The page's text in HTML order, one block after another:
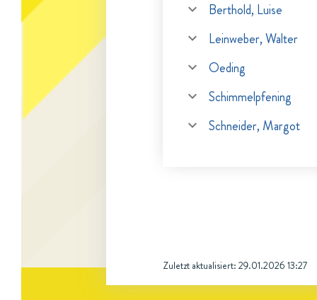
Berthold, Luise
Leinweber, Walter
Oeding
Schimmelpfening
Schneider, Margot
Zuletzt aktualisiert: 29.01.2026 13:27